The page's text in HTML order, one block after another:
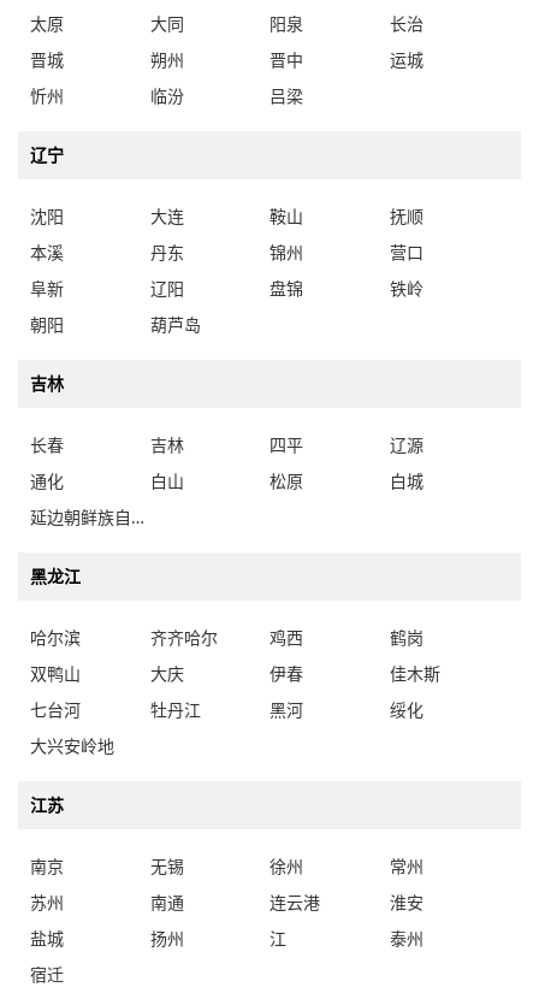
太原 大同 阳泉
长治
晋城
朔州 晋中
运城
忻州
临汾 吕梁
辽宁
沈阳 大连 鞍山
抚顺
本溪
丹东 锦州
营口
阜新
辽阳 盘锦
铁岭
朝阳
葫芦岛
吉林
长春 吉林 四平
辽源
通化
白山 松原
白城
延边朝鲜族自治州
黑龙江
哈尔滨 齐齐哈尔 鸡西
鹤岗
双鸭山
大庆 伊春
佳木斯
七台河
牡丹江 黑河
绥化
大兴安岭地
江苏
南京 无锡 徐州
常州
苏州
南通 连云港
淮安
盐城
扬州 江
泰州
宿迁